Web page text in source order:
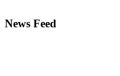
News Feed